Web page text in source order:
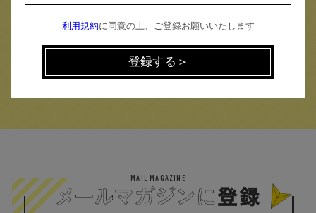
オルタナティブスクール (18)
MAIL MAGAZINE
利用規約に同意の上、ご登録お願いいたします